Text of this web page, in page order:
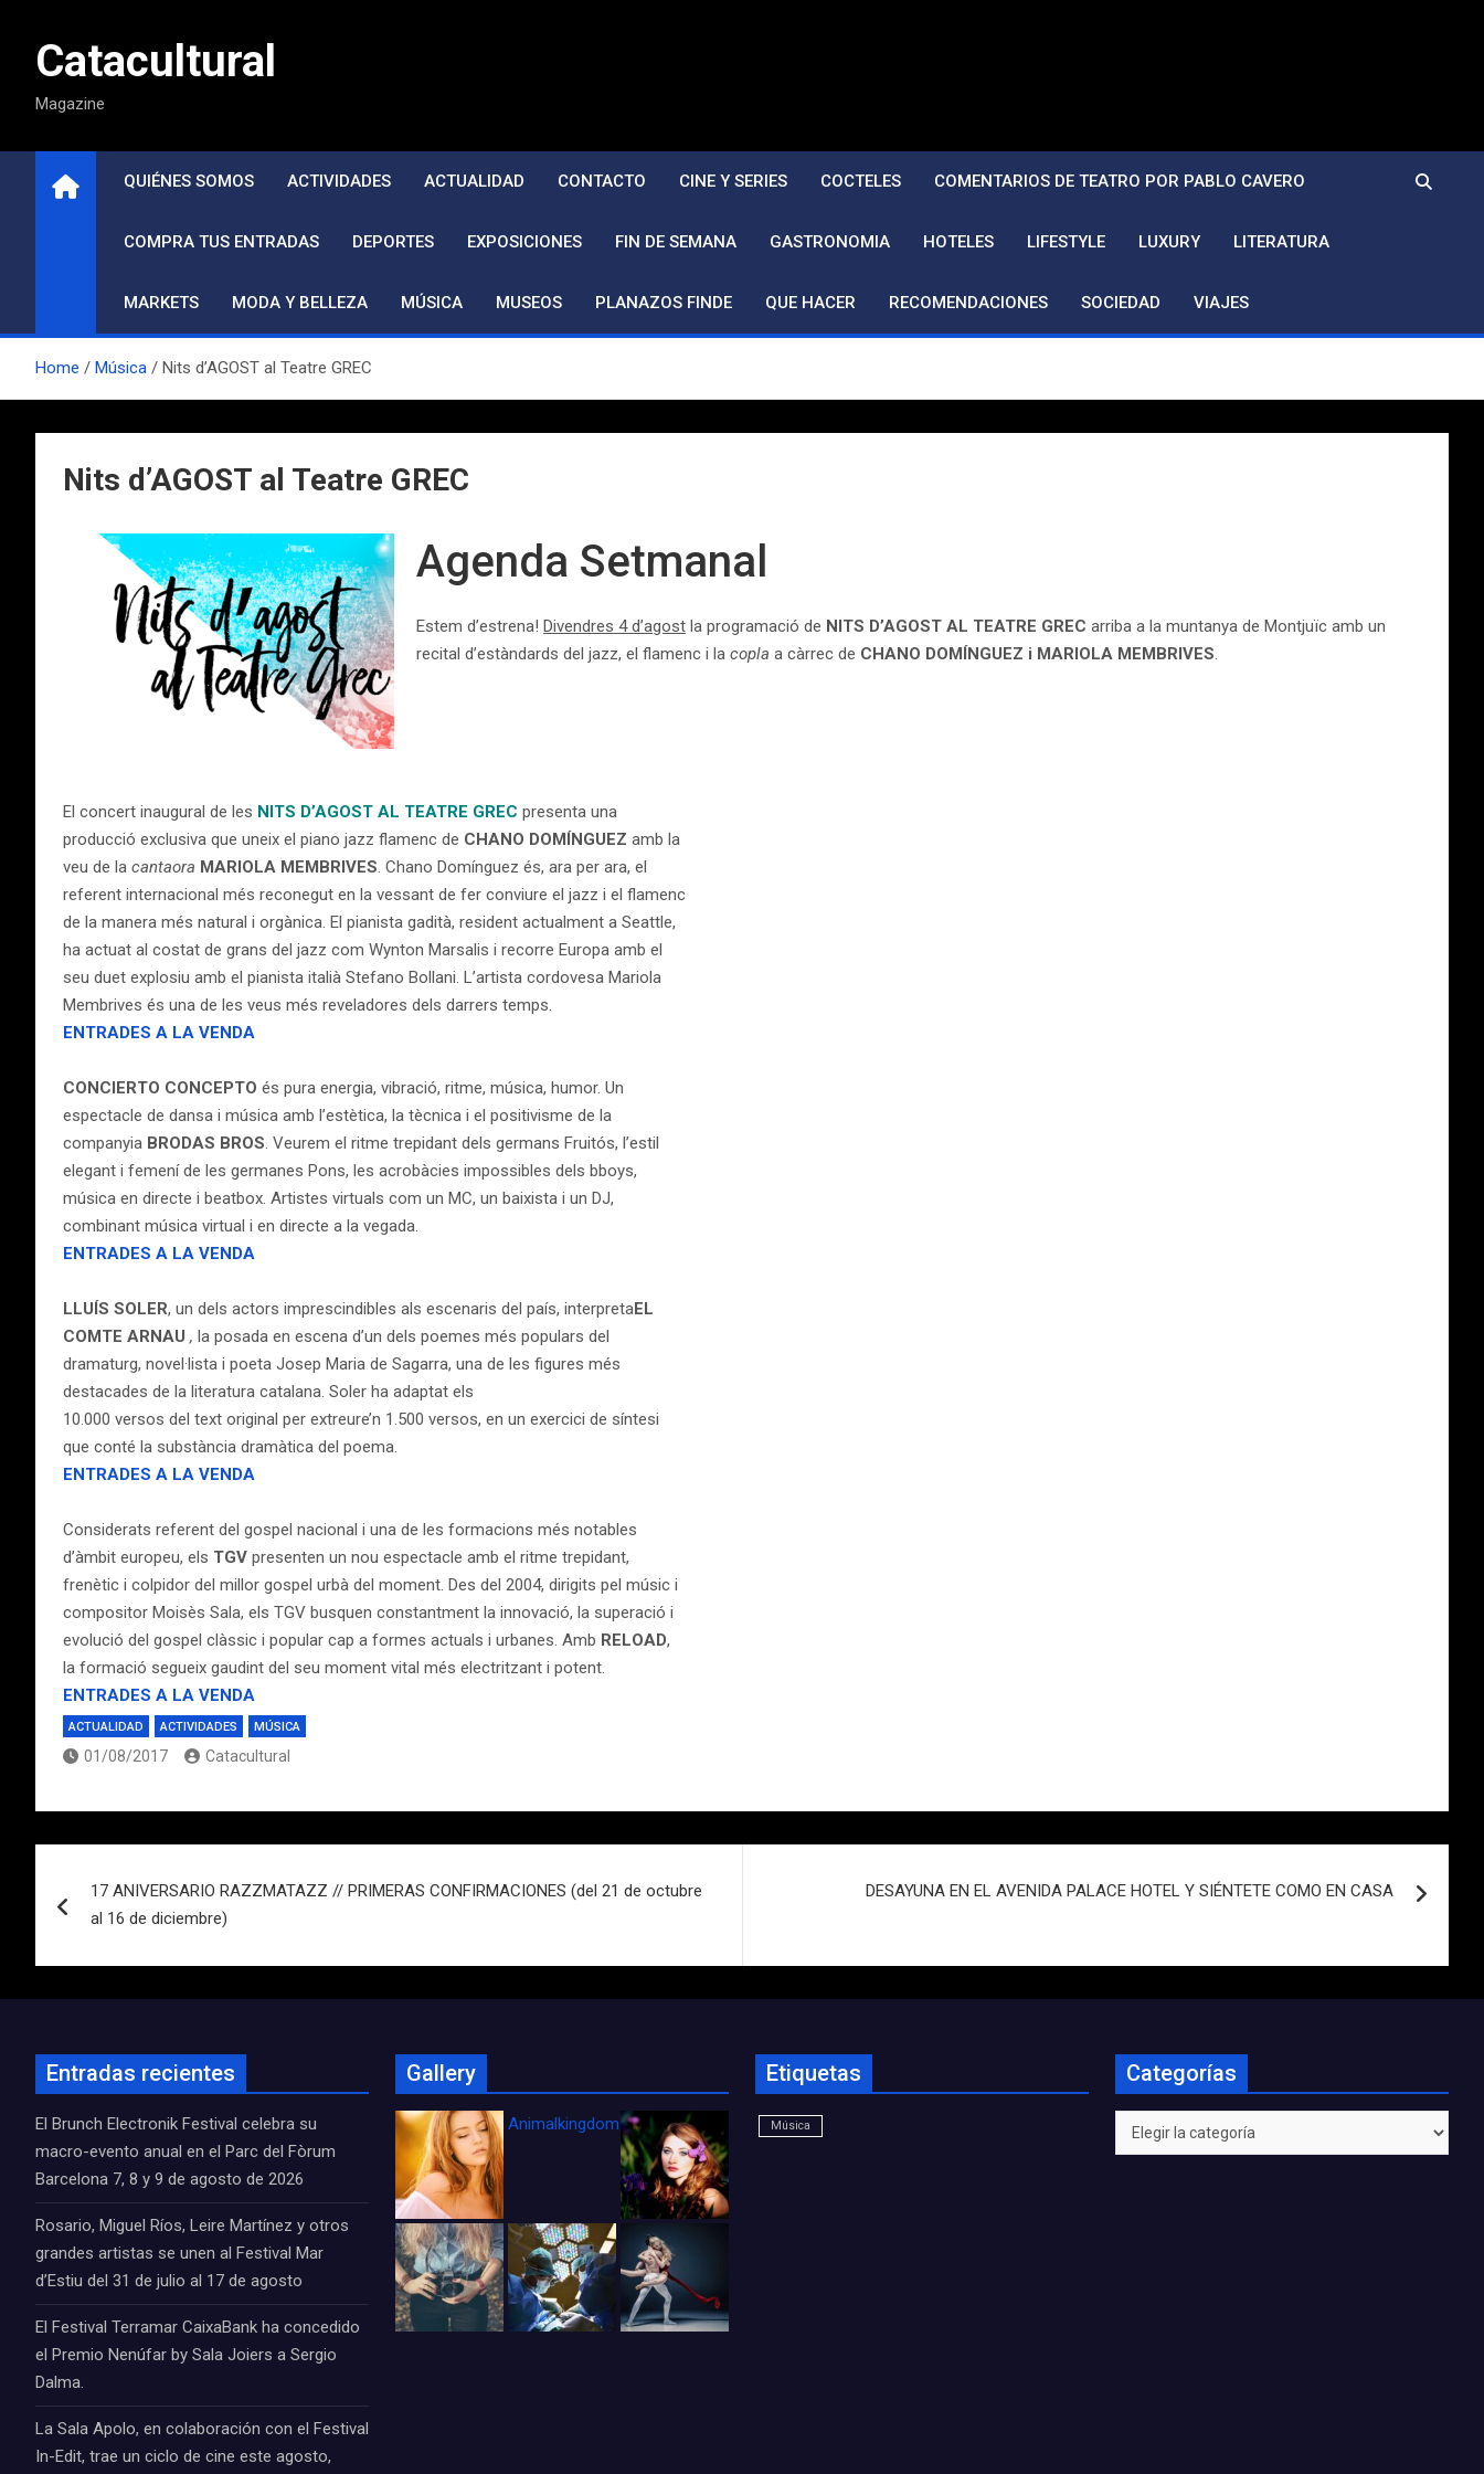
contenidoCatacultural
Magazine
QUIÉNES SOMOS ACTIVIDADES ACTUALIDAD CONTACTO CINE Y SERIES COCTELES COMENTARIOS DE TEATRO POR PABLO CAVERO
COMPRA TUS ENTRADAS DEPORTES EXPOSICIONES FIN DE SEMANA GASTRONOMIA HOTELES LIFESTYLE LUXURY LITERATURA
MARKETS MODA Y BELLEZA MÚSICA MUSEOS PLANAZOS FINDE QUE HACER RECOMENDACIONES SOCIEDAD VIAJES
Home Música Nits d’AGOST al Teatre GREC
Nits d’AGOST al Teatre GREC
Agenda Setmanal
Estem d’estrena! Divendres 4 d’agost la programació de NITS D’AGOST AL TEATRE GREC arriba a la muntanya de Montjuïc amb un
recital d’estàndards del jazz, el flamenc i la copla a càrrec de CHANO DOMÍNGUEZ i MARIOLA MEMBRIVES.
El concert inaugural de les NITS D’AGOST AL TEATRE GREC presenta una
producció exclusiva que uneix el piano jazz flamenc de CHANO DOMÍNGUEZ amb la
veu de la cantaora MARIOLA MEMBRIVES. Chano Domínguez és, ara per ara, el
referent internacional més reconegut en la vessant de fer conviure el jazz i el flamenc
de la manera més natural i orgànica. El pianista gadità, resident actualment a Seattle,
ha actuat al costat de grans del jazz com Wynton Marsalis i recorre Europa amb el
seu duet explosiu amb el pianista italià Stefano Bollani. L’artista cordovesa Mariola
Membrives és una de les veus més reveladores dels darrers temps.
ENTRADES A LA VENDA
CONCIERTO CONCEPTO és pura energia, vibració, ritme, música, humor. Un
espectacle de dansa i música amb l’estètica, la tècnica i el positivisme de la
companyia BRODAS BROS. Veurem el ritme trepidant dels germans Fruitós, l’estil
elegant i femení de les germanes Pons, les acrobàcies impossibles dels bboys,
música en directe i beatbox. Artistes virtuals com un MC, un baixista i un DJ,
combinant música virtual i en directe a la vegada.
ENTRADES A LA VENDA
LLUÍS SOLER, un dels actors imprescindibles als escenaris del país, interpretaEL
COMTE ARNAU , la posada en escena d’un dels poemes més populars del
dramaturg, novel·lista i poeta Josep Maria de Sagarra, una de les figures més
destacades de la literatura catalana. Soler ha adaptat els
10.000 versos del text original per extreure’n 1.500 versos, en un exercici de síntesi
que conté la substància dramàtica del poema.
ENTRADES A LA VENDA
Considerats referent del gospel nacional i una de les formacions més notables
d’àmbit europeu, els TGV presenten un nou espectacle amb el ritme trepidant,
frenètic i colpidor del millor gospel urbà del moment. Des del 2004, dirigits pel músic i
compositor Moisès Sala, els TGV busquen constantment la innovació, la superació i
evolució del gospel clàssic i popular cap a formes actuals i urbanes. Amb RELOAD,
la formació segueix gaudint del seu moment vital més electritzant i potent.
ENTRADES A LA VENDA
ACTUALIDAD ACTIVIDADES MÚSICA
01/08/2017 Catacultural
de
entradas
17 ANIVERSARIO RAZZMATAZZ // PRIMERAS CONFIRMACIONES (del 21 de octubre
al 16 de diciembre)
DESAYUNA EN EL AVENIDA PALACE HOTEL Y SIÉNTETE COMO EN CASA
Entradas recientes
El Brunch Electronik Festival celebra su
macro-evento anual en el Parc del Fòrum
Barcelona 7, 8 y 9 de agosto de 2026
Rosario, Miguel Ríos, Leire Martínez y otros
grandes artistas se unen al Festival Mar
d’Estiu del 31 de julio al 17 de agosto
El Festival Terramar CaixaBank ha concedido
el Premio Nenúfar by Sala Joiers a Sergio
Dalma.
La Sala Apolo, en colaboración con el Festival
In-Edit, trae un ciclo de cine este agosto,
Gallery
Animalkingdom_FichaCine
Etiquetas
Música
Categorías
Categorías